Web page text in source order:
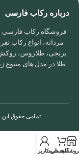
درباره رکاب فارسی
فروشگاه رکاب فارسی
مردانه، انواع رکاب
برنجی، طلاروس،
طلا در مدل های متنوع
تمامی حقوق این
سبد خرید
حساب کاربری من